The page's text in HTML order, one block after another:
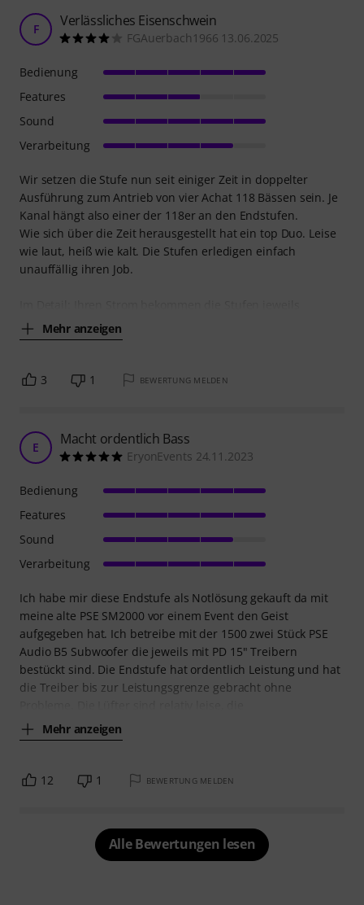
F Verlässliches Eisenschwein
FGAuerbach1966 13.06.2025
Wir setzen die Stufe nun seit einiger Zeit in doppelter
Ausführung zum Antrieb von vier Achat 118 Bässen sein. Je
Kanal hängt also einer der 118er an den Endstufen.
Wie sich über die Zeit herausgestellt hat ein top Duo. Leise
wie laut, heiß wie kalt. Die Stufen erledigen einfach
unauffällig ihren Job.
Mehr anzeigen
Bedienung
Features
Sound
Verarbeitung
3 1 BEWERTUNG MELDEN
E Macht ordentlich Bass
EryonEvents 24.11.2023
Ich habe mir diese Endstufe als Notlösung gekauft da mit
meine alte PSE SM2000 vor einem Event den Geist
aufgegeben hat. Ich betreibe mit der 1500 zwei Stück PSE
Audio B5 Subwoofer die jeweils mit PD 15" Treibern
bestückt sind. Die Endstufe hat ordentlich Leistung und hat
die Treiber bis zur Leistungsgrenze gebracht ohne
Mehr anzeigen
Bedienung
Features
Sound
Verarbeitung
12 1 BEWERTUNG MELDEN
Alle Bewertungen lesen